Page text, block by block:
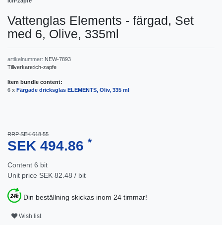
Vattenglas Elements - färgad, Set
med 6, Olive, 335ml
artikelnummer: NEW-7893
Tillverkare:ich-zapfe
Item bundle content:
6 x Färgade dricksglas ELEMENTS, Oliv, 335 ml
RRP SEK 618.55
SEK 494.86 *
Content 6 bit
Unit price SEK 82.48 / bit
Din beställning skickas inom 24 timmar!
Wish list